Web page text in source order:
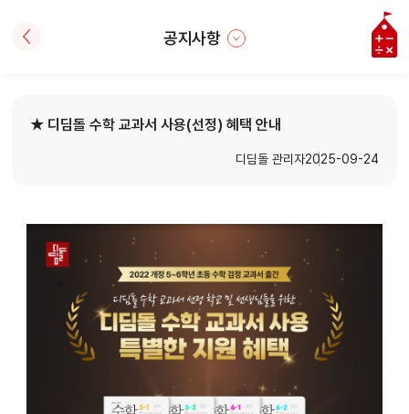
공지사항
★ 디딤돌 수학 교과서 사용(선정) 혜택 안내
디딤돌 관리자2025-09-24